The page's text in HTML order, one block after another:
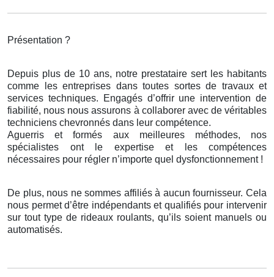
Présentation ?
Depuis plus de 10 ans, notre prestataire sert les habitants
comme les entreprises dans toutes sortes de travaux et
services techniques. Engagés d’offrir une intervention de
fiabilité, nous nous assurons à collaborer avec de véritables
techniciens chevronnés dans leur compétence.
Aguerris et formés aux meilleures méthodes, nos
spécialistes ont le expertise et les compétences
nécessaires pour régler n’importe quel dysfonctionnement !
De plus, nous ne sommes affiliés à aucun fournisseur. Cela
nous permet d’être indépendants et qualifiés pour intervenir
sur tout type de rideaux roulants, qu’ils soient manuels ou
automatisés.